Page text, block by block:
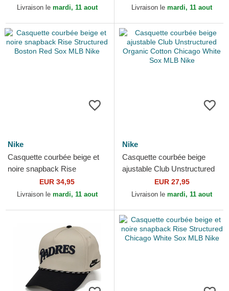
Dodgers MLB Nike
Livraison le mardi, 11 aout
MLB Nike
Livraison le mardi, 11 aout
Nike
Casquette courbée beige et
noire snapback Rise
Structured Boston Red Sox
MLB Nike
EUR 34,95
Livraison le mardi, 11 aout
Nike
Casquette courbée beige
ajustable Club Unstructured
Organic Cotton Chicago
White Sox MLB Nike
EUR 27,95
Livraison le mardi, 11 aout